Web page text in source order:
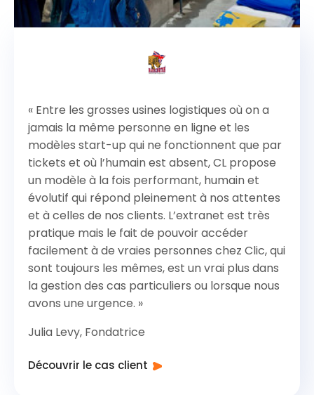
Découvrir le cas client
« Entre les grosses usines logistiques où on a
jamais la même personne en ligne et les
modèles start-up qui ne fonctionnent que par
tickets et où l’humain est absent, CL propose
un modèle à la fois performant, humain et
évolutif qui répond pleinement à nos attentes
et à celles de nos clients. L’extranet est très
pratique mais le fait de pouvoir accéder
facilement à de vraies personnes chez Clic, qui
sont toujours les mêmes, est un vrai plus dans
la gestion des cas particuliers ou lorsque nous
avons une urgence. »
Julia Levy, Fondatrice